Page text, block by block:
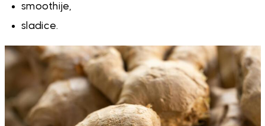
smoothije,
sladice.